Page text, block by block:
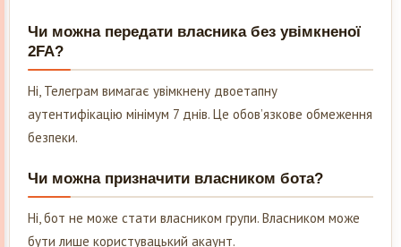
Чи можна передати власника без увімкненої
2FA?
Ні, Телеграм вимагає увімкнену двоетапну
аутентифікацію мінімум 7 днів. Це обов’язкове обмеження
безпеки.
Чи можна призначити власником бота?
Ні, бот не може стати власником групи. Власником може
бути лише користувацький акаунт.